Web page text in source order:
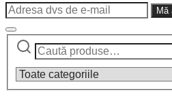
Caută